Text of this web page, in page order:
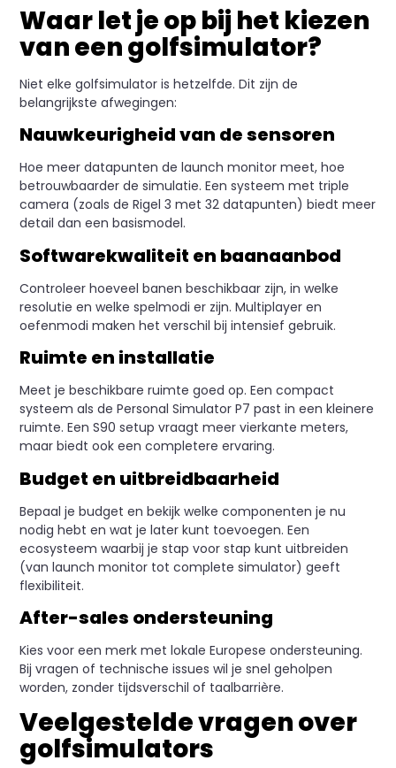
Waar let je op bij het kiezen
van een golfsimulator?
Niet elke golfsimulator is hetzelfde. Dit zijn de
belangrijkste afwegingen:
Nauwkeurigheid van de sensoren
Hoe meer datapunten de launch monitor meet, hoe
betrouwbaarder de simulatie. Een systeem met triple
camera (zoals de Rigel 3 met 32 datapunten) biedt meer
detail dan een basismodel.
Softwarekwaliteit en baanaanbod
Controleer hoeveel banen beschikbaar zijn, in welke
resolutie en welke spelmodi er zijn. Multiplayer en
oefenmodi maken het verschil bij intensief gebruik.
Ruimte en installatie
Meet je beschikbare ruimte goed op. Een compact
systeem als de Personal Simulator P7 past in een kleinere
ruimte. Een S90 setup vraagt meer vierkante meters,
maar biedt ook een completere ervaring.
Budget en uitbreidbaarheid
Bepaal je budget en bekijk welke componenten je nu
nodig hebt en wat je later kunt toevoegen. Een
ecosysteem waarbij je stap voor stap kunt uitbreiden
(van launch monitor tot complete simulator) geeft
flexibiliteit.
After-sales ondersteuning
Kies voor een merk met lokale Europese ondersteuning.
Bij vragen of technische issues wil je snel geholpen
worden, zonder tijdsverschil of taalbarrière.
Veelgestelde vragen over
golfsimulators